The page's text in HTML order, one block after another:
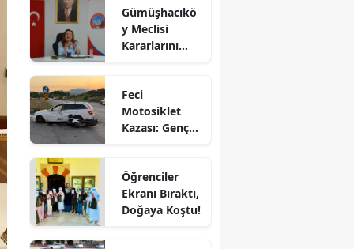
Çankırı
Denizli
Diyarbakır
Elazığ
Son
Yolculuğuna
Uğurlandı
Gümüşhacıkö
y Meclisi
Kararlarını
Feci
Motosiklet
Kazası: Genç
Kaybetti
Öğrenciler
Ekranı Bıraktı,
Doğaya Koştu!